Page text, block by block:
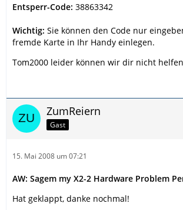
Entsperr-Code: 38863342
Wichtig: Sie können den Code nur
fremde Karte in Ihr Handy einlegen.
Tom2000 leider können wir dir nicht helfen
ZumReiern
Gast
15. Mai 2008 um 07:21
AW: Sagem my X2-2 Hardware Problem
Hat geklappt, danke nochmal!